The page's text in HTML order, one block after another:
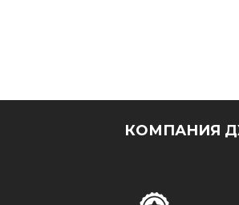
КОМПАНИЯ